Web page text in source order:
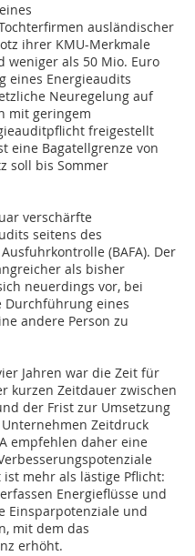
ausländischer
ihrer KMU-Merkmale
weniger als 50 Mio. Euro
eines Energieaudits
Neuregelung auf
mit geringem
freigestellt
eine Bagatellgrenze von
soll bis Sommer
verschärfte
seitens des
(BAFA). Der
als bisher
neuerdings vor, bei
Durchführung eines
andere Person zu
Jahren war die Zeit für
Zeitdauer zwischen
der Frist zur Umsetzung
Zeitdruck
empfehlen daher eine
mehr als lästige Pflicht:
Energieflüsse und
Einsparpotenziale und
mit dem das
erhöht.